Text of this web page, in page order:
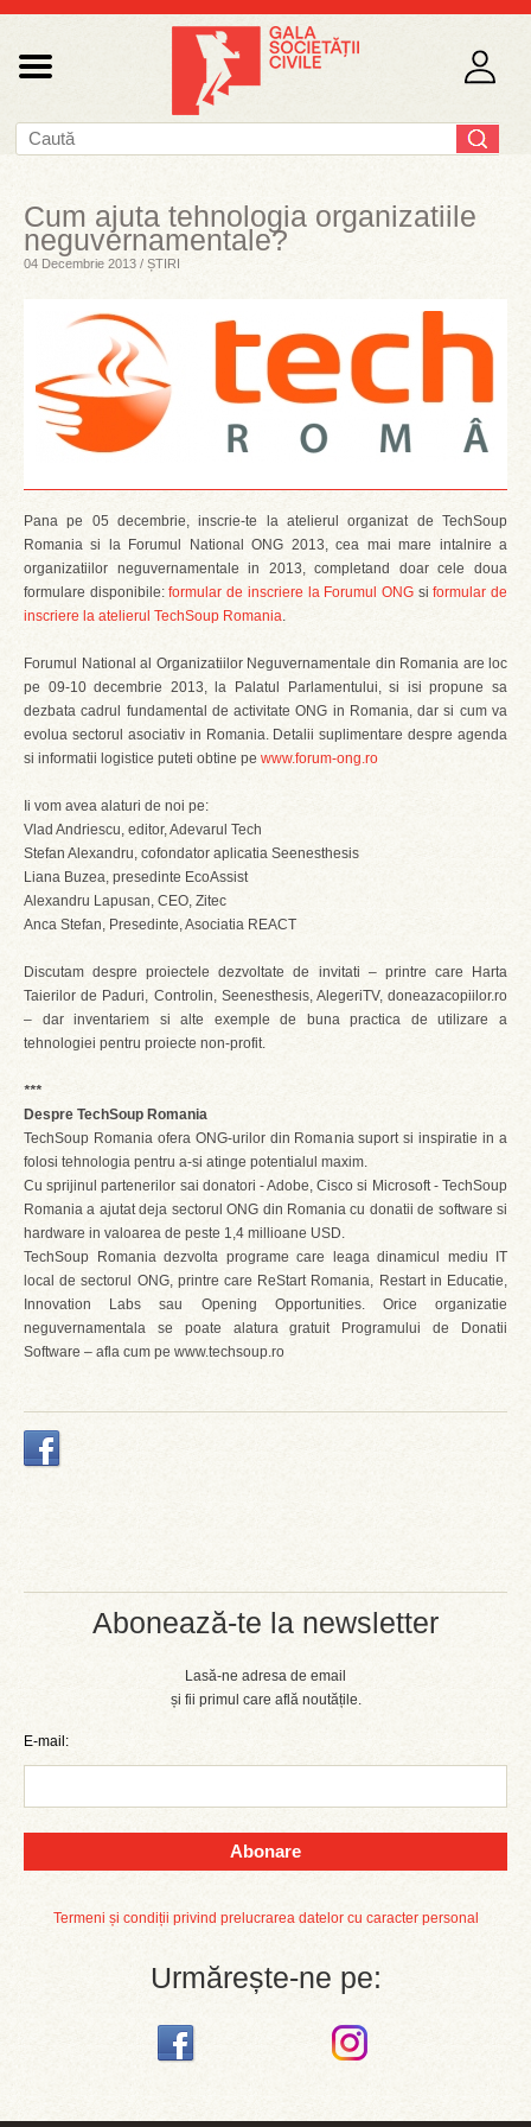
Abonează-te la newsletter
Lasă-ne adresa de email
și fii primul care află noutățile.
E-mail:
Abonare
Termeni și condiții privind prelucrarea datelor cu caracter personal
Urmărește-ne pe:
Cum ajuta tehnologia organizatiile
neguvernamentale?
04 Decembrie 2013 / ȘTIRI
Pana pe 05 decembrie, inscrie-te la atelierul organizat de TechSoup
Romania si la Forumul National ONG 2013, cea mai mare intalnire a
organizatiilor neguvernamentale in 2013, completand doar cele doua
formulare disponibile:formular de inscriere la Forumul ONGsiformular de
inscriere la atelierul TechSoup Romania.
Forumul National al Organizatiilor Neguvernamentale din Romania are loc
pe 09-10 decembrie 2013, la Palatul Parlamentului, si isi propune sa
dezbata cadrul fundamental de activitate ONG in Romania, dar si cum va
evolua sectorul asociativ in Romania. Detalii suplimentare despre agenda
si informatii logistice puteti obtine pe www.forum-ong.ro
Ii vom avea alaturi de noi pe:
Vlad Andriescu, editor, Adevarul Tech
Stefan Alexandru, cofondator aplicatia Seenesthesis
Liana Buzea, presedinte EcoAssist
Alexandru Lapusan, CEO, Zitec
Anca Stefan, Presedinte, Asociatia REACT
Discutam despre proiectele dezvoltate de invitati – printre care Harta
Taierilor de Paduri, Controlin, Seenesthesis, AlegeriTV, doneazacopiilor.ro
– dar inventariem si alte exemple de buna practica de utilizare a
tehnologiei pentru proiecte non-profit.
***
Despre TechSoup Romania
TechSoup Romania ofera ONG-urilor din Romania suport si inspiratie in a
folosi tehnologia pentru a-si atinge potentialul maxim.
Cu sprijinul partenerilor sai donatori - Adobe, Cisco si Microsoft - TechSoup
Romania a ajutat deja sectorul ONG din Romania cu donatii de software si
hardware in valoarea de peste 1,4 millioane USD.
TechSoup Romania dezvolta programe care leaga dinamicul mediu IT
local de sectorul ONG, printre care ReStart Romania, Restart in Educatie,
Innovation Labs sau Opening Opportunities. Orice organizatie
neguvernamentala se poate alatura gratuit Programului de Donatii
Software – afla cum pe www.techsoup.ro